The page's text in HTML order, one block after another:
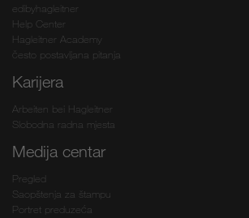
edibyhagleitner
Help Center
Hagleitner Academy
često postavljana pitanja
Karijera
Arbeiten bei Hagleitner
Slobodna radna mjesta
Medija centar
Pregled
Saopštenja za štampu
Portret preduzeća